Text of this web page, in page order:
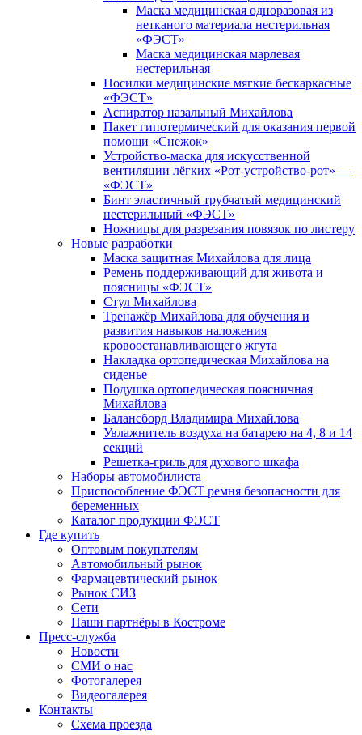
Маска медицинская одноразовая из
нетканого материала нестерильная
«ФЭСТ»
Маска медицинская марлевая
нестерильная
Носилки медицинские мягкие бескаркасные
«ФЭСТ»
Аспиратор назальный Михайлова
Пакет гипотермический для оказания первой
помощи «Снежок»
Устройство-маска для искусственной
вентиляции лёгких «Рот-устройство-рот» —
«ФЭСТ»
Бинт эластичный трубчатый медицинский
нестерильный «ФЭСТ»
Ножницы для разрезания повязок по листеру
Новые разработки
Маска защитная Михайлова для лица
Ремень поддерживающий для живота и
поясницы «ФЭСТ»
Стул Михайлова
Тренажёр Михайлова для обучения и
развития навыков наложения
кровоостанавливающего жгута
Накладка ортопедическая Михайлова на
сиденье
Подушка ортопедическая поясничная
Михайлова
Балансборд Владимира Михайлова
Увлажнитель воздуха на батарею на 4, 8 и 14
секций
Решетка-гриль для духового шкафа
Наборы автомобилиста
Приспособление ФЭСТ ремня безопасности для
беременных
Каталог продукции ФЭСТ
Где купить
Оптовым покупателям
Автомобильный рынок
Фармацевтический рынок
Рынок СИЗ
Сети
Наши партнёры в Костроме
Пресс-служба
Новости
СМИ о нас
Фотогалерея
Видеогалерея
Контакты
Схема проезда